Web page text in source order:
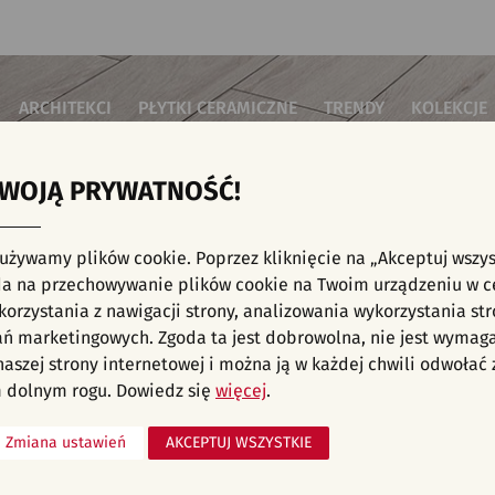
ARCHITEKCI PŁYTKI CERAMICZNE TRENDY KOLEKCJE
do sypialni
kuchenne
łazienkowe
na schody
na taras
komercyjne
Płytki ścienne
Płytki cegiełki
Płytki drewnopodobne
Płytki heksagonalne
Płytki jodełka
Płytki kamienne
Płytki kolorowe
Płytki
Płytki we
KAFELKI - NOWOŚCI, KAMIEŃ,
PRYWATNOŚĆ!
plików cookie. Poprzez kliknięcie na „Akceptuj
na przechowywanie plików cookie na Twoim urządzeniu w
z nawigacji strony, analizowania wykorzystania
marketingowych. Zgoda ta jest dobrowolna, nie jest
strony internetowej i można ją w każdej chwili odwołać
dolnym rogu. Dowiedz się więcej.
Zmiana ustawień AKCEPTUJ WSZYSTKIE